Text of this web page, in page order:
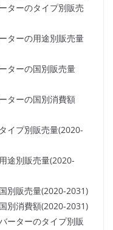
ターのタイプ別販売
ターの用途別販売量
ターの国別販売量
ターの国別消費額
イプ別販売量(2020-
途別販売量(2020-
別販売量(2020-2031)
別消費額(2020-2031)
ーターのタイプ別販